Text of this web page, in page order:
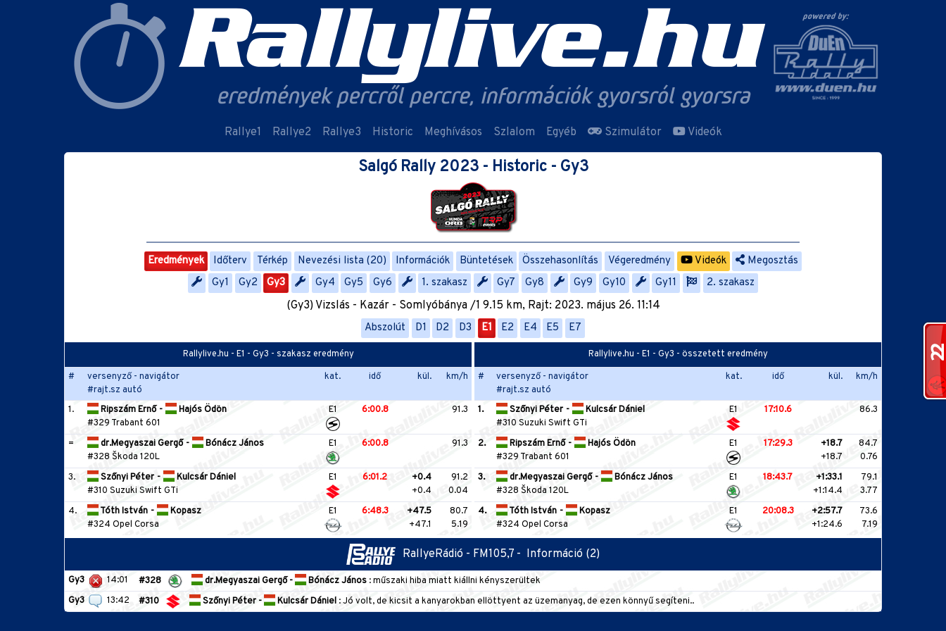
Rallye1 Rallye2 Rallye3 Historic Meghívásos Szlalom Egyéb Szimulátor Videók
Salgó Rally 2023 - Historic - Gy3
Eredmények Időterv Térkép Nevezési lista (20) Információk Büntetések Összehasonlítás Végeredmény Videók
Megosztás
Gy1
Gy2 Gy3 Gy4 Gy5 Gy6 1. szakasz Gy7 Gy8 Gy9 Gy10 Gy11 2. szakasz
(Gy3) Vizslás - Kazár - Somlyóbánya /1 9.15 km, Rajt: 2023. május 26. 11:14
Abszolút D1 D2 D3 E1 E2 E4 E5 E7
Rallylive.hu - E1 - Gy3 - szakasz eredmény
#
versenyző - navigátor
#rajt.sz autó
kat. idő kül. km/h
1. Ripszám Ernő -
Hajós Ödön
#329 Trabant 601
E1 6:00.8 91.3
= dr.Megyaszai Gergő -
Bónácz János
#328 Škoda 120L
E1 6:00.8 91.3
3. Szőnyi Péter -
Kulcsár Dániel
#310 Suzuki Swift GTi
E1 6:01.2
+0.4
+0.4
91.2
0.04
4.
Tóth István -
Kopasz
#324 Opel Corsa
E1 6:48.3
+47.5
+47.1
80.7
5.19
Rallylive.hu - E1 - Gy3 - összetett eredmény
#
versenyző - navigátor
#rajt.sz autó
kat. idő kül. km/h
1. Szőnyi Péter -
Kulcsár Dániel
#310 Suzuki Swift GTi
E1 17:10.6 86.3
2. Ripszám Ernő -
Hajós Ödön
#329 Trabant 601
E1 17:29.3
+18.7
+18.7
84.7
0.76
3.
dr.Megyaszai Gergő -
Bónácz János
#328 Škoda 120L
E1 18:43.7
+1:33.1
+1:14.4
79.1
3.77
4.
Tóth István -
Kopasz
#324 Opel Corsa
E1 20:08.3
+2:57.7
+1:24.6
73.6
7.19
RallyeRádió - FM105,7 - Információ (2)
Gy3 14:01 #328 dr.Megyaszai Gergő - Bónácz János: műszaki hiba miatt kiállni kényszerültek
Gy3
13:42 #310 Szőnyi Péter - Kulcsár Dániel: Jó volt, de kicsit a kanyarokban ellöttyent az üzemanyag, de ezen könnyű segíteni..